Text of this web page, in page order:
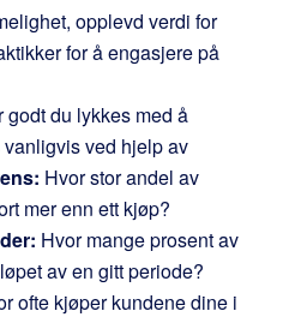
opplevd verdi for
for å engasjere på
godt du lykkes med å
ved hjelp av
Hvor stor andel av
mer enn ett kjøp?
Hvor mange prosent av
av en gitt periode?
ofte kjøper kundene dine i